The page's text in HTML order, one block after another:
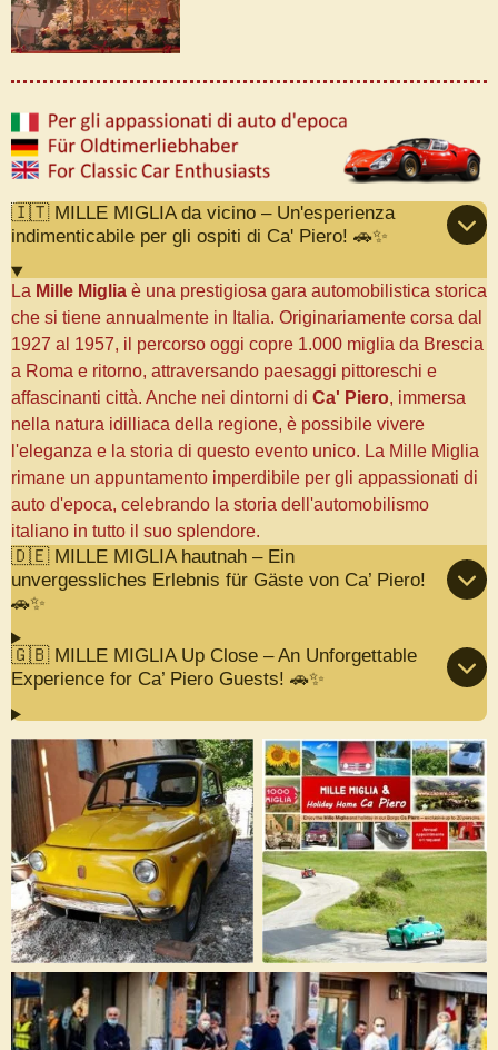
🇮🇹 MILLE MIGLIA da vicino – Un'esperienza
indimenticabile per gli ospiti di Ca' Piero! 🚗✨
La Mille Miglia è una prestigiosa gara automobilistica storica
che si tiene annualmente in Italia. Originariamente corsa dal
1927 al 1957, il percorso oggi copre 1.000 miglia da Brescia
a Roma e ritorno, attraversando paesaggi pittoreschi e
affascinanti città. Anche nei dintorni di Ca' Piero, immersa
nella natura idilliaca della regione, è possibile vivere
l'eleganza e la storia di questo evento unico. La Mille Miglia
rimane un appuntamento imperdibile per gli appassionati di
auto d'epoca, celebrando la storia dell'automobilismo
italiano in tutto il suo splendore.
🇩🇪 MILLE MIGLIA hautnah – Ein
unvergessliches Erlebnis für Gäste von Ca’ Piero!
🚗✨
🇬🇧 MILLE MIGLIA Up Close – An Unforgettable
Experience for Ca’ Piero Guests! 🚗✨